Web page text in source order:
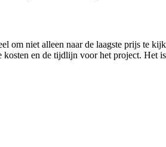
om niet alleen naar de laagste prijs te
en de tijdlijn voor het project. Het